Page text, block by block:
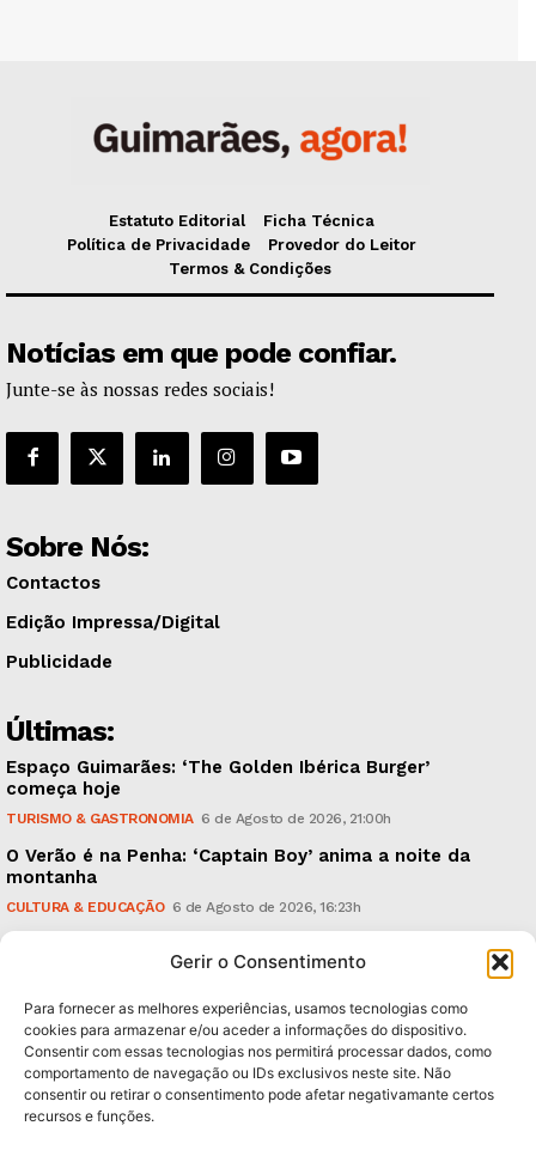
Gerir o Consentimento
Para fornecer as melhores experiências, usamos tecnologias como
cookies para armazenar e/ou aceder a informações do dispositivo.
Consentir com essas tecnologias nos permitirá processar dados, como
comportamento de navegação ou IDs exclusivos neste site. Não
consentir ou retirar o consentimento pode afetar negativamante certos
recursos e funções.
Estatuto Editorial
Ficha Técnica
Política de Privacidade
Provedor do Leitor
Termos & Condições
Notícias em que pode confiar.
Junte-se às nossas redes sociais!
Sobre Nós:
Contactos
Edição Impressa/Digital
Publicidade
Últimas:
Espaço Guimarães: ‘The Golden Ibérica Burger’
começa hoje
TURISMO & GASTRONOMIA 6 de Agosto de 2026, 21:00h
O Verão é na Penha: ‘Captain Boy’ anima a noite da
montanha
CULTURA & EDUCAÇÃO 6 de Agosto de 2026, 16:23h
em causa”, garante Ricardo Araújo
Subscreva Newsletter: